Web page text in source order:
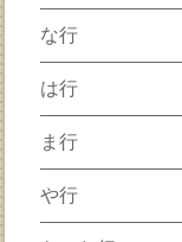
な行
は行
ま行
や行